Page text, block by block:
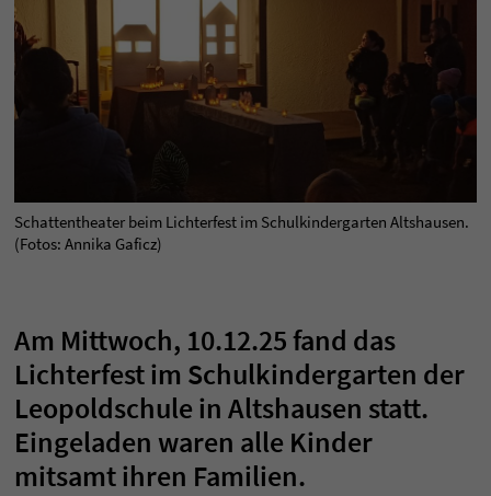
Schattentheater beim Lichterfest im Schulkindergarten Altshausen.
(Fotos: Annika Gaficz)
Am Mittwoch, 10.12.25 fand das
Lichterfest im Schulkindergarten der
Leopoldschule in Altshausen statt.
Eingeladen waren alle Kinder
mitsamt ihren Familien.